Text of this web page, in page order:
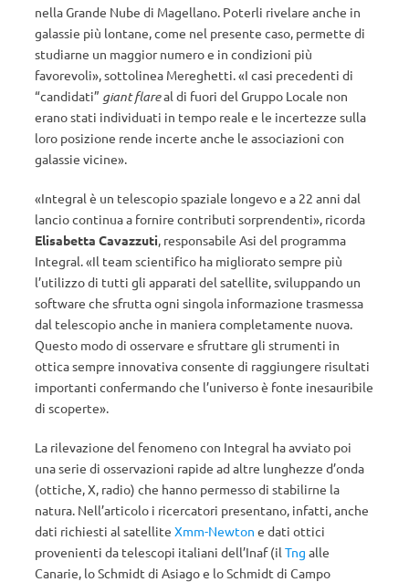
nella Grande Nube di Magellano. Poterli rivelare anche in
galassie più lontane, come nel presente caso, permette di
studiarne un maggior numero e in condizioni più
favorevoli», sottolinea Mereghetti. «I casi precedenti di
“candidati” giant flareal di fuori del Gruppo Locale non
erano stati individuati in tempo reale e le incertezze sulla
loro posizione rende incerte anche le associazioni con
galassie vicine».
«Integral è un telescopio spaziale longevo e a 22 anni dal
lancio continua a fornire contributi sorprendenti», ricorda
Elisabetta Cavazzuti, responsabile Asi del programma
Integral. «Il team scientifico ha migliorato sempre più
l’utilizzo di tutti gli apparati del satellite, sviluppando un
software che sfrutta ogni singola informazione trasmessa
dal telescopio anche in maniera completamente nuova.
Questo modo di osservare e sfruttare gli strumenti in
ottica sempre innovativa consente di raggiungere risultati
importanti confermando che l’universo è fonte inesauribile
di scoperte».
La rilevazione del fenomeno con Integral ha avviato poi
una serie di osservazioni rapide ad altre lunghezze d’onda
(ottiche, X, radio) che hanno permesso di stabilirne la
natura. Nell’articolo i ricercatori presentano, infatti, anche
dati richiesti al satellite Xmm-Newton e dati ottici
provenienti da telescopi italiani dell’Inaf (il Tng alle
Canarie, lo Schmidt di Asiago e lo Schmidt di Campo